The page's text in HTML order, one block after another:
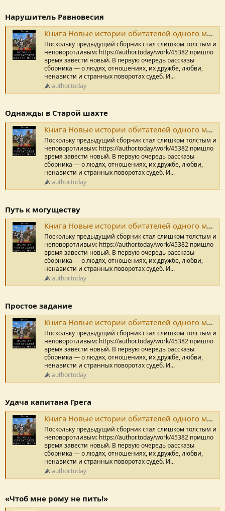
Нарушитель Равновесия
Книга Новые истории обитателей одного мира, Нарушитель Равновесия, Дикарь читать онлайн
Поскольку предыдущий сборник стал слишком толстым и
неповоротливым: https://author.today/work/45382 пришло
время завести новый. В первую очередь рассказы
сборника — о людях, отношениях, их дружбе, любви,
ненависти и странных поворотах судеб. И...
author.today
Однажды в Старой шахте
Книга Новые истории обитателей одного мира, Однажды в Старой шахте, Дикарь читать онлайн
Поскольку предыдущий сборник стал слишком толстым и
неповоротливым: https://author.today/work/45382 пришло
время завести новый. В первую очередь рассказы
сборника — о людях, отношениях, их дружбе, любви,
ненависти и странных поворотах судеб. И...
author.today
Путь к могуществу
Книга Новые истории обитателей одного мира, Путь к могуществу, Дикарь читать онлайн
Поскольку предыдущий сборник стал слишком толстым и
неповоротливым: https://author.today/work/45382 пришло
время завести новый. В первую очередь рассказы
сборника — о людях, отношениях, их дружбе, любви,
ненависти и странных поворотах судеб. И...
author.today
Простое задание
Книга Новые истории обитателей одного мира, Простое задание , Дикарь читать онлайн
Поскольку предыдущий сборник стал слишком толстым и
неповоротливым: https://author.today/work/45382 пришло
время завести новый. В первую очередь рассказы
сборника — о людях, отношениях, их дружбе, любви,
ненависти и странных поворотах судеб. И...
author.today
Удача капитана Грега
Книга Новые истории обитателей одного мира, Удача капитана Грега, Дикарь читать онлайн
Поскольку предыдущий сборник стал слишком толстым и
неповоротливым: https://author.today/work/45382 пришло
время завести новый. В первую очередь рассказы
сборника — о людях, отношениях, их дружбе, любви,
ненависти и странных поворотах судеб. И...
author.today
«Чтоб мне рому не пить!»